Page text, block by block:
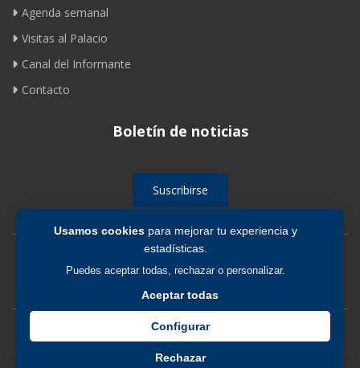
Usamos cookiespara mejorar tu experiencia y
estadísticas.
Puedes aceptar todas, rechazar o personalizar.
Aceptar todas
Configurar
Rechazar
Agenda semanal
Visitas al Palacio
Canal del Informante
Contacto
Boletín de noticias
Suscribirse
Política de privacidad